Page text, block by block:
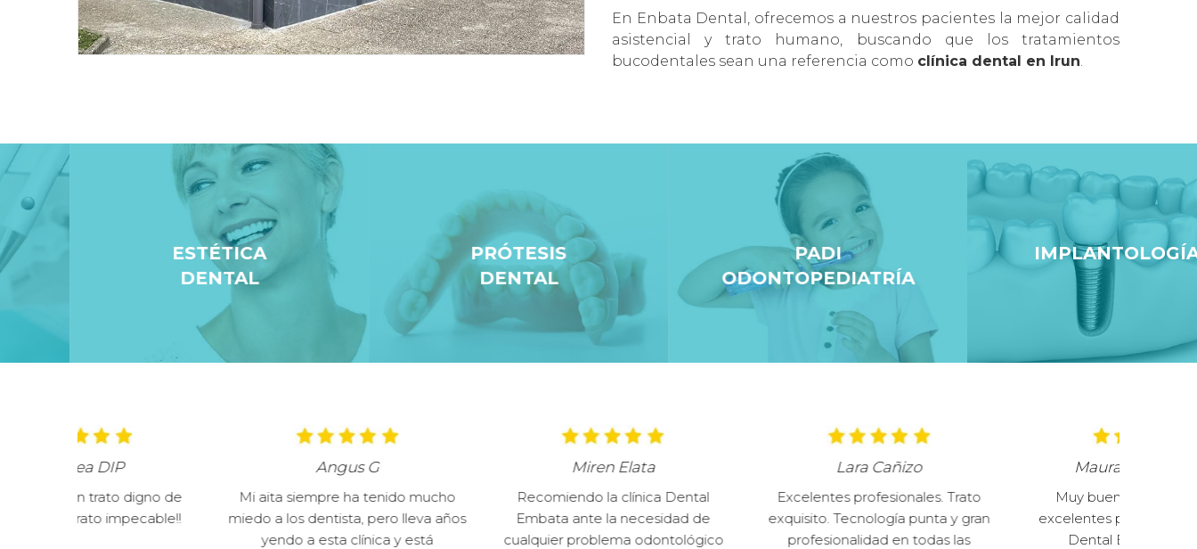
En Enbata Dental, ofrecemos a nuestros pacientes la mejor calidad
asistencial y trato humano, buscando que los tratamientos
bucodentales sean una referencia como clínica dental en Irun.
ESTÉTICA
DENTAL
PRÓTESIS
DENTAL
PADI
ODONTOPEDIATRÍA
IMPLANTOLOGÍA
Mi aita siempre ha tenido mucho
miedo a los dentista, pero lleva años
yendo a esta clínica y está
Recomiendo la clínica Dental
Embata ante la necesidad de
cualquier problema odontológico
Excelentes profesionales. Trato
exquisito. Tecnología punta y gran
profesionalidad en todas las
Muy bueno atendimiento y
excelentes profesionales. Clínica
Dental Enbata es súper